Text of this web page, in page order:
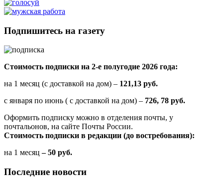
Подпишитесь на газету
Стоимость подписки на 2-е полугодие 2026 года:
на 1 месяц (с доставкой на дом) – 121,13 руб.
с января по июнь ( с доставкой на дом) – 726, 78 руб.
Оформить подписку можно в отделения почты, у
почтальонов, на сайте Почты России.
Стоимость подписки в редакции (до востребования):
на 1 месяц – 50 руб.
Последние новости